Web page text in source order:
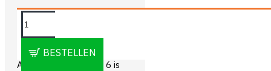
BESTELLEN
OMSCHRIJVING
Ariat Groundbreaker 6 is